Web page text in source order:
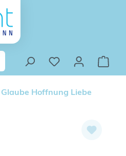
Glaube Hoffnung Liebe